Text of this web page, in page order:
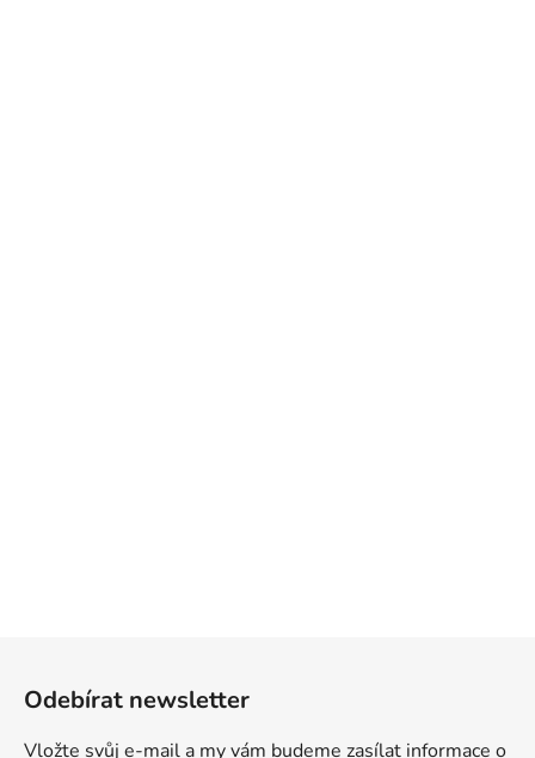
Odebírat newsletter
Vložte svůj e-mail a my vám budeme zasílat informace o